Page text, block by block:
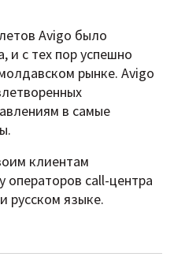
Avigo было
и с тех пор успешно
рынке. Avigo
в самые
клиентам
операторов call-центра
русском языке.